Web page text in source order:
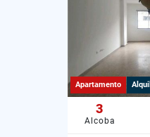
Apartamento
3
Alcoba